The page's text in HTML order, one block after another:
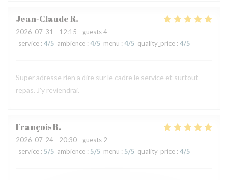
Jean-ClaudeR
2026-07-31 - 12:15 - guests 4
service : 4/5 ambience : 4/5 menu : 4/5 quality_price : 4/5
Super adresse rien a dire sur le cadre le service et surtout
repas. J'y reviendrai.
FrançoisB
2026-07-24 - 20:30 - guests 2
service : 5/5 ambience : 5/5 menu : 5/5 quality_price : 4/5